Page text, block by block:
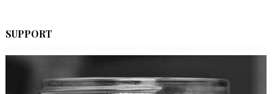
SUPPORT